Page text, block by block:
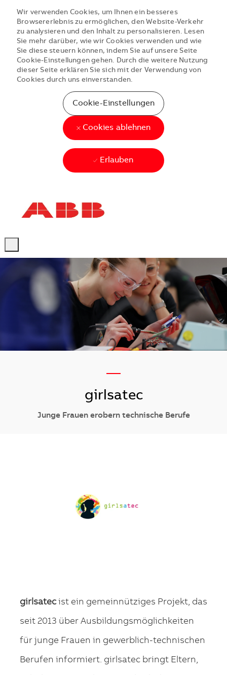
Wir verwenden Cookies, um Ihnen ein besseres
Browsererlebnis zu ermöglichen, den Website-Verkehr
zu analysieren und den Inhalt zu personalisieren. Lesen
Sie mehr darüber, wie wir Cookies verwenden und wie
Sie diese steuern können, indem Sie auf unsere Seite
Cookie-Einstellungen gehen. Durch die weitere Nutzung
dieser Seite erklären Sie sich mit der Verwendung von
Cookies durch uns einverstanden.
Cookie-Einstellungen
Cookies ablehnen
Erlauben
—
girlsatec
Junge Frauen erobern technische Berufe
girlsatecist ein gemeinnütziges Projekt, das
seit 2013 über Ausbildungsmöglichkeiten
für junge Frauen in gewerblich-technischen
Berufen informiert. girlsatec bringt Eltern,